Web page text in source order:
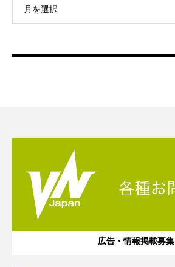
月を選択
広告・情報掲載募集